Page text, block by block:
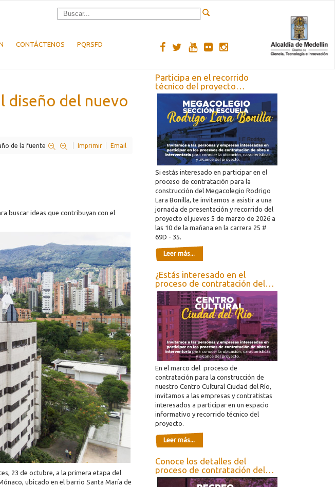
CONTÁCTENOS PQRSFD
diseño del nuevo
de la fuente Imprimir Email
buscar ideas que contribuyan con el
23 de octubre, a la primera etapa del
ubicado en el barrio Santa María de
Participa en el recorrido
técnico del proyecto
Megacolegio Rodrigo Lara
Si estás interesado en participar en el
proceso de contratación para la
construcción del Megacolegio Rodrigo
Lara Bonilla, te invitamos a asistir a una
jornada de presentación y recorrido del
proyecto el jueves 5 de marzo de 2026 a
las 10 de la mañana en la carrera 25 #
69D - 35.
Leer más...
¿Estás interesado en el
proceso de contratación del
Centro Cultural Ciudad del Río?
En el marco del proceso de
contratación para la construcción de
nuestro Centro Cultural Ciudad del Río,
invitamos a las empresas y contratistas
interesados a participar en un espacio
informativo y recorrido técnico del
proyecto.
Leer más...
Conoce los detalles del
proceso de contratación del
Recreo Guayabal